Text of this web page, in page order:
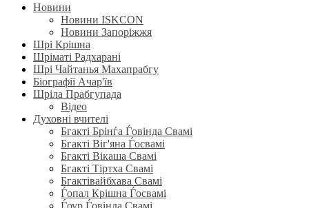
Новини
Новини ISKCON
Новини Запоріжжя
Шрі Крішна
Шріматі Радхарані
Шрі Чайтанья Махапрабгу
Біографії Ачар'їв
Шріла Прабгупада
Відео
Духовні вчителі
Бгакті Брінѓа Ѓовінда Свамі
Бгакті Віг'яна Ѓосвамі
Бгакті Вікаша Свамі
Бгакті Тіртха Свамі
Бгактівайбхава Свамі
Ѓопал Крішна Ѓосвамі
Ѓоур Ѓовінда Свамі